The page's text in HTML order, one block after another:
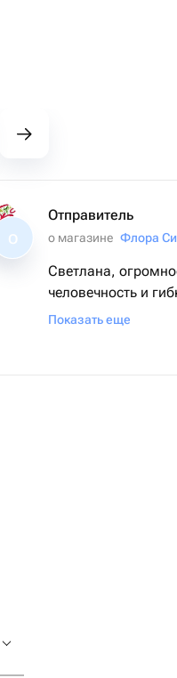
О
Отправитель
о магазине Флора
Светлана,
человечность и
всяких похвал и
Показать еще